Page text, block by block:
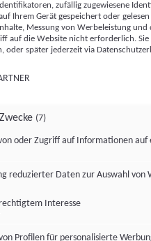
zusammen mit anderen
Browserinformationen,
Technologien usw.) auf
dort ausgelesen werden, um es
eine App oder einer Webseite
mehrere der hier aufgeführten
zufällig zugewiesene
Ihrem Gerät gespeichert oder
Messung von Werbeleistung
auf die Website nicht erforderlich.
oder später jederzeit via
(7)
oder Zugriff auf Informationen auf
reduzierter Daten zur Auswahl von
Interesse
Profilen für personalisierte